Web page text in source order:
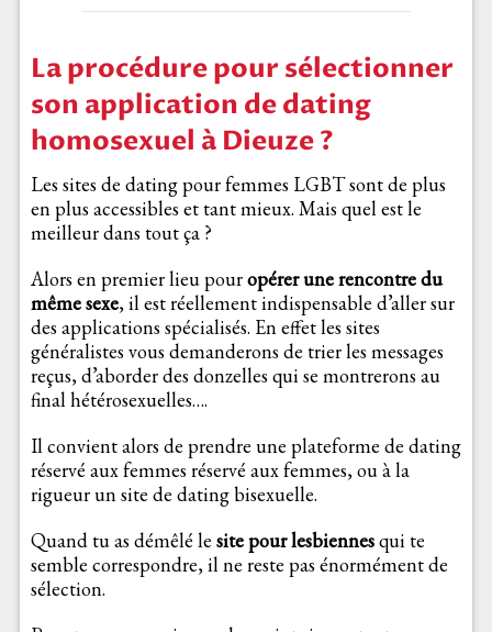
La procédure pour sélectionner
son application de dating
homosexuel à Dieuze ?
Les sites de dating pour femmes LGBT sont de plus
en plus accessibles et tant mieux. Mais quel est le
meilleur dans tout ça ?
Alors en premier lieu pouropérer une rencontre du
même sexe, il est réellement indispensable d’aller sur
des applications spécialisés. En effet les sites
généralistes vous demanderons de trier les messages
reçus, d’aborder des donzelles qui se montrerons au
final hétérosexuelles….
Il convient alors de prendre une plateforme de dating
réservé aux femmes réservé aux femmes, ou à la
rigueur un site de dating bisexuelle.
Quand tu as démêlé le site pour lesbiennesqui te
semble correspondre, il ne reste pas énormément de
sélection.